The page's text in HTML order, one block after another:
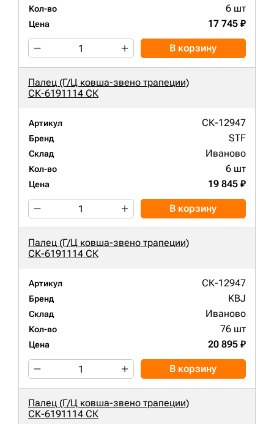
Кол-во 6 шт
Цена 17 745 ₽
В корзину
Палец (Г/Ц ковша-звено трапеции)
СК-6191114 СК
Артикул СК-12947
Бренд STF
Склад Иваново
Кол-во 6 шт
Цена 19 845 ₽
В корзину
Палец (Г/Ц ковша-звено трапеции)
СК-6191114 СК
Артикул СК-12947
Бренд KBJ
Склад Иваново
Кол-во 76 шт
Цена 20 895 ₽
В корзину
Палец (Г/Ц ковша-звено трапеции)
СК-6191114 СК